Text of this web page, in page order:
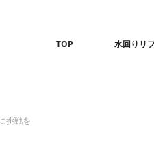
TOP 水回りリ
挑戦を